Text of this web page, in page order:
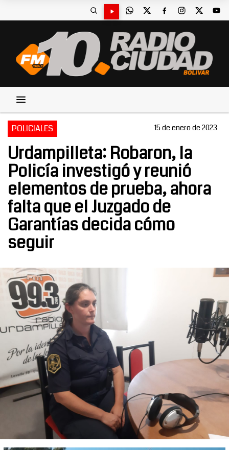
POLICIALES 15 de enero de 2023
Urdampilleta: Robaron, la
Policía investigó y reunió
elementos de prueba, ahora
falta que el Juzgado de
Garantías decida cómo
seguir